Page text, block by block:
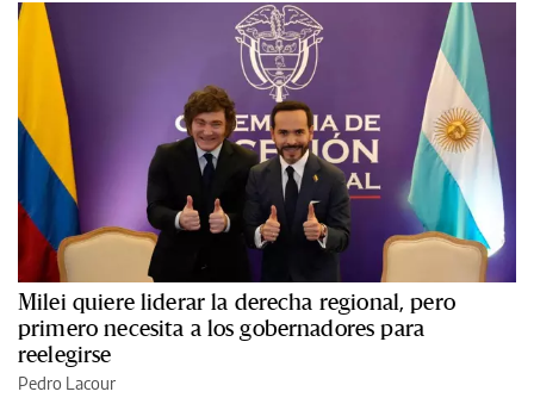
Milei quiere liderar la derecha regional, pero
primero necesita a los gobernadores para
reelegirse
Pedro Lacour